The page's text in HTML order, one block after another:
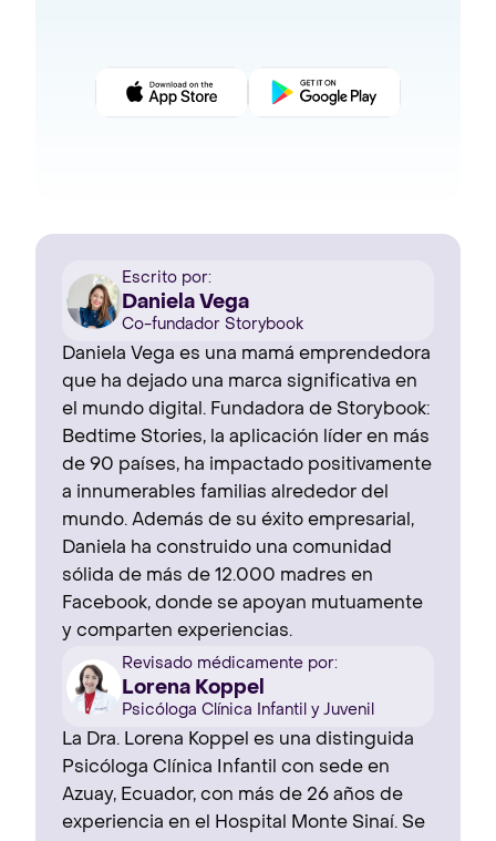
Escrito por:
Daniela Vega
Co-fundador Storybook
Daniela Vega es una mamá emprendedora
que ha dejado una marca significativa en
el mundo digital. Fundadora de Storybook:
Bedtime Stories, la aplicación líder en más
de 90 países, ha impactado positivamente
a innumerables familias alrededor del
mundo. Además de su éxito empresarial,
Daniela ha construido una comunidad
sólida de más de 12.000 madres en
Facebook, donde se apoyan mutuamente
y comparten experiencias.
Revisado médicamente por:
Lorena Koppel
Psicóloga Clínica Infantil y Juvenil
La Dra. Lorena Koppel es una distinguida
Psicóloga Clínica Infantil con sede en
Azuay, Ecuador, con más de 26 años de
experiencia en el Hospital Monte Sinaí. Se